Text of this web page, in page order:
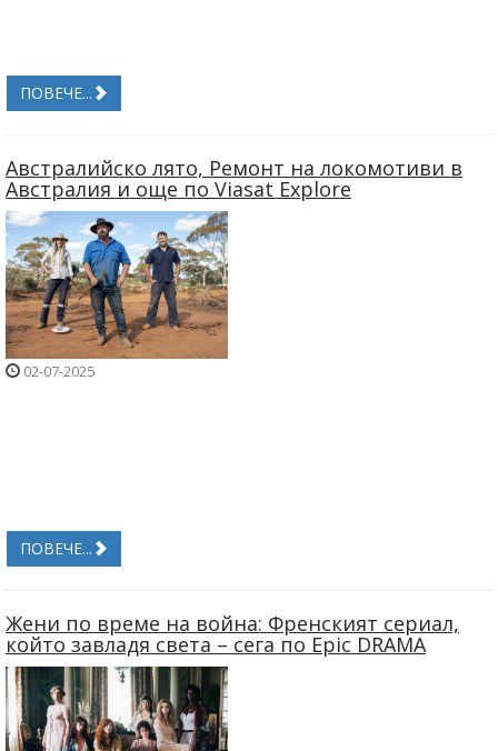
ПОВЕЧЕ...
Австралийско лято, Ремонт на локомотиви в
Австралия и още по Viasat Explore
02-07-2025
ПОВЕЧЕ...
Жени по време на война: Френският сериал,
който завладя света – сега по Epic DRAMA